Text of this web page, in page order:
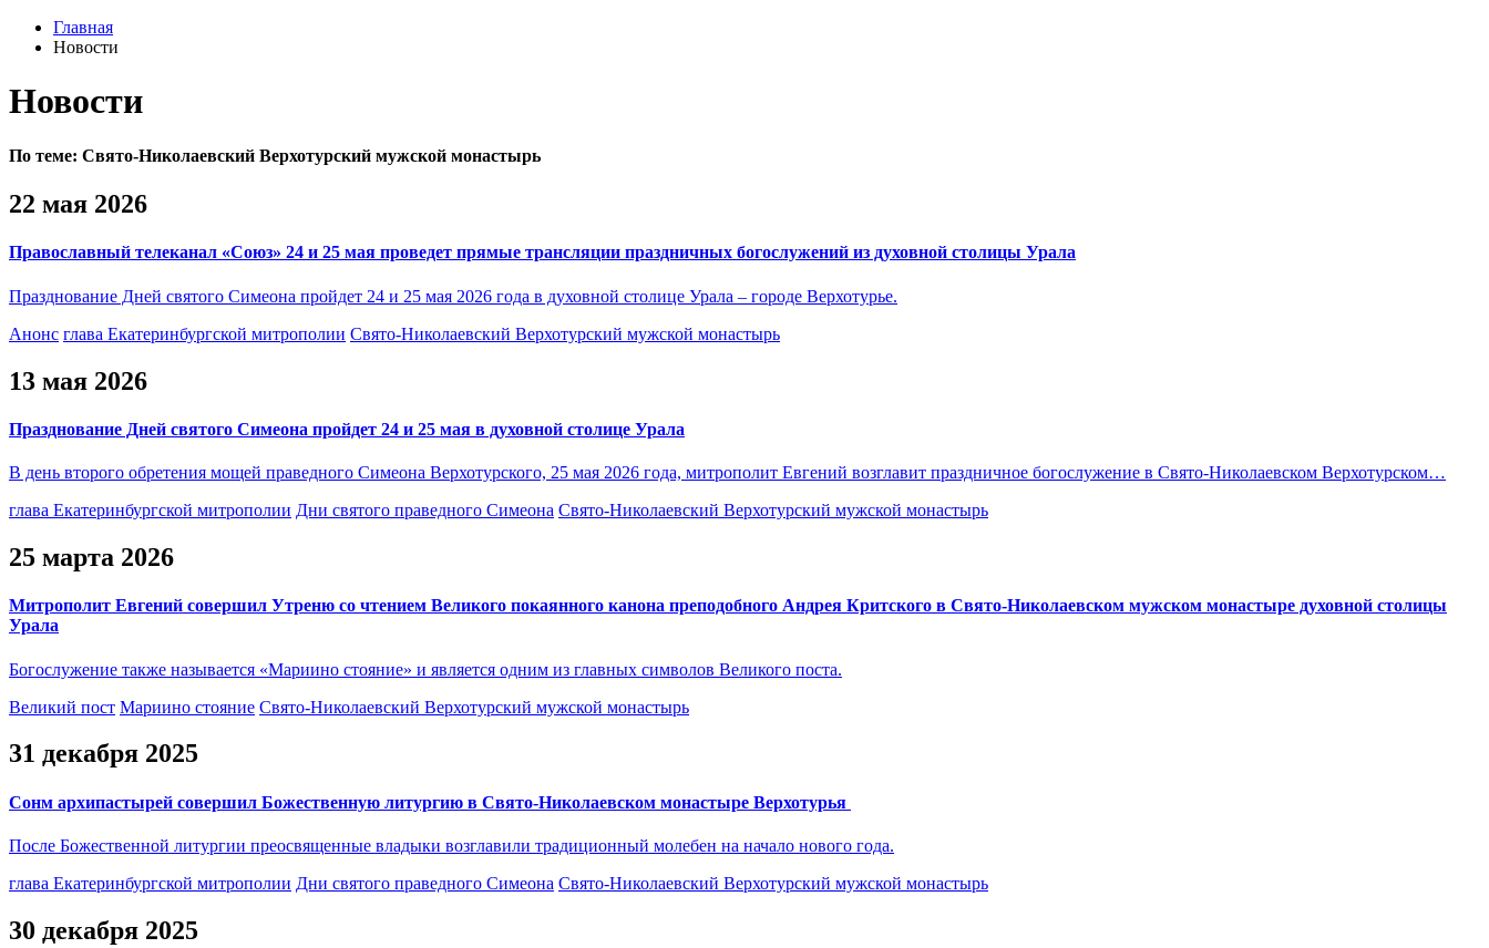
Главная
Новости
Новости
По теме: Свято-Николаевский Верхотурский мужской монастырь
22 мая 2026
Православный телеканал «Союз» 24 и 25 мая проведет прямые трансляции праздничных богослужений из духовной столицы Урала
Празднование Дней святого Симеона пройдет 24 и 25 мая 2026 года в духовной столице Урала – городе Верхотурье.
Анонс глава Екатеринбургской митрополии Свято-Николаевский Верхотурский мужской монастырь
13 мая 2026
Празднование Дней святого Симеона пройдет 24 и 25 мая в духовной столице Урала
В день второго обретения мощей праведного Симеона Верхотурского, 25 мая 2026 года, митрополит Евгений возглавит праздничное богослужение в Свято-Николаевском Верхотурском…
глава Екатеринбургской митрополии Дни святого праведного Симеона Свято-Николаевский Верхотурский мужской монастырь
25 марта 2026
Митрополит Евгений совершил Утреню со чтением Великого покаянного канона преподобного Андрея Критского в Свято-Николаевском мужском монастыре духовной столицы
Урала
Богослужение также называется «Мариино стояние» и является одним из главных символов Великого поста.
Великий пост Мариино стояние Свято-Николаевский Верхотурский мужской монастырь
31 декабря 2025
Сонм архипастырей совершил Божественную литургию в Свято-Николаевском монастыре Верхотурья
После Божественной литургии преосвященные владыки возглавили традиционный молебен на начало нового года.
глава Екатеринбургской митрополии Дни святого праведного Симеона Свято-Николаевский Верхотурский мужской монастырь
30 декабря 2025